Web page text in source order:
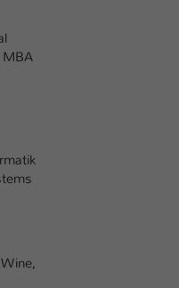
MBA